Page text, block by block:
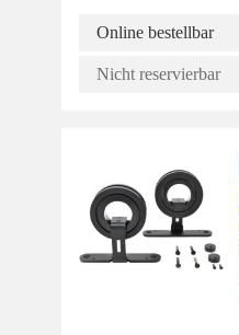
Online bestellbar
Nicht reservierbar